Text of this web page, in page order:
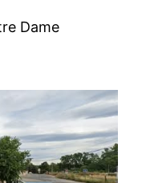
Dame